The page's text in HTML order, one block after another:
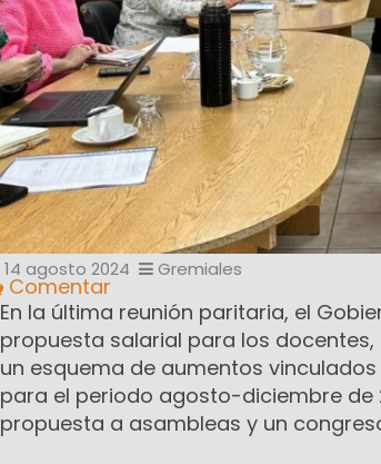
14 agosto 2024 Gremiales
Comentar
En la última reunión paritaria, el
propuesta salarial para los
un esquema de aumentos
para el periodo agosto-diciembre de
propuesta a asambleas y un